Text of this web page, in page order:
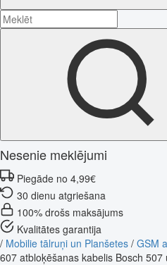
Nesenie meklējumi
Piegāde no 4,99€
30 dienu atgriešana
100% drošs maksājums
Kvalitātes garantija
/ Mobilie tālruņi un Planšetes / GSM
607 atbloķēšanas kabelis Bosch